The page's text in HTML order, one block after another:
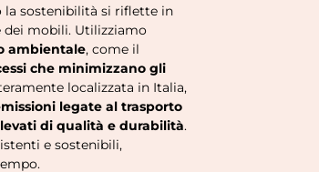
la sostenibilità si riflette in
dei mobili. Utilizziamo
ambientale, come il
che minimizzano gli
localizzata in Italia,
legate al trasporto
di qualità e durabilità.
e sostenibili,